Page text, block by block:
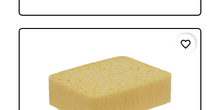
favorite_border